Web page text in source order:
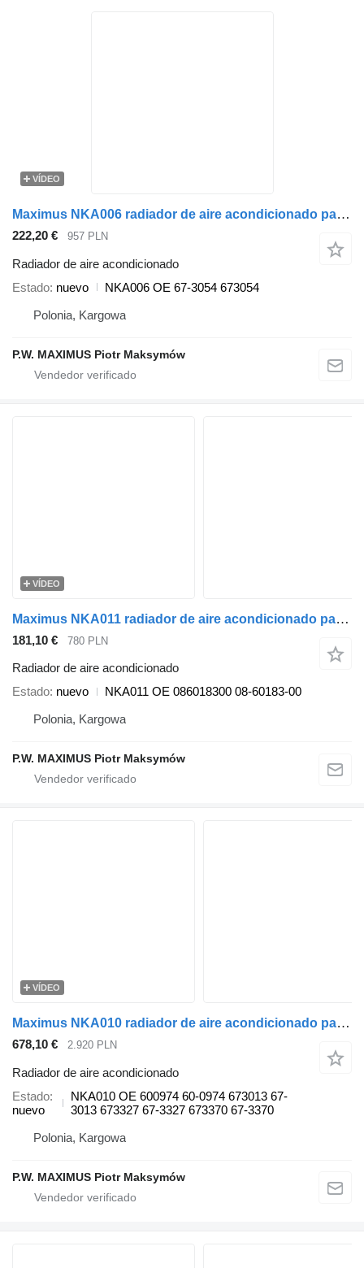
VÍDEO
Maximus NKA006 radiador de aire acondicionado para THERMO KING T-SERIA semirremolque
222,20 € 957 PLN
Radiador de aire acondicionado
Estado nuevo
NKA006 OE 67-3054 673054
Polonia, Kargowa
P.W. MAXIMUS Piotr Maksymów
VÍDEO
Maximus NKA011 radiador de aire acondicionado para Carrier Viento 300 Viento 350 semirremolque
181,10 € 780 PLN
Radiador de aire acondicionado
Estado nuevo
NKA011 OE 086018300 08-60183-00
Polonia, Kargowa
P.W. MAXIMUS Piotr Maksymów
VÍDEO
Maximus NKA010 radiador de aire acondicionado para THERMO KING SLXe 100 SLXe 200 SLXe 300 SLXe 400 SLXe Spectrum SLXi 100 SLXi 200 SLXi 300 SLXi 400 SLXi Spectrum semirremolque
678,10 € 2.920 PLN
Radiador de aire acondicionado
Estado
nuevo
NKA010 OE 600974 60-0974 673013 67-
3013 673327 67-3327 673370 67-3370
Polonia, Kargowa
P.W. MAXIMUS Piotr Maksymów